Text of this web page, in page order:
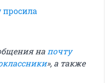
просила
на почту
», а также